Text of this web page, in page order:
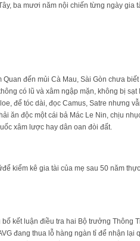
ba mươi năm nội chiến từng ngày gia
đến mủi Cà Mau, Sài Gòn chưa
có lũ và xâm ngập mặn, không bị
để tóc dài, đọc Camus, Satre nhưng
ăn độc một cái bả Mác Le Nin, chịu
xâm lược hay dân oan đòi đất.
kiểm kê gia tài của mẹ sau 50 năm
kết luận điều tra hai Bộ trưởng Thông
đang thua lỗ hàng ngàn tỉ để nhận lại